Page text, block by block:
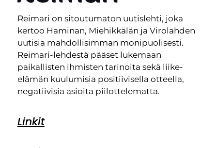
Reimari on sitoutumaton uutislehti, joka
kertoo Haminan, Miehikkälän ja Virolahden
uutisia mahdollisimman monipuolisesti.
Reimari-lehdestä pääset lukemaan
paikallisten ihmisten tarinoita sekä liike-
elämän kuulumisia positiivisella otteella,
negatiivisia asioita piilottelematta.
Linkit